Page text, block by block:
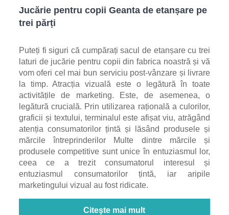
Jucărie pentru copii Geanta de etanșare pe
trei părți
Puteți fi siguri că cumpărați sacul de etanșare cu trei
laturi de jucărie pentru copii din fabrica noastră și vă
vom oferi cel mai bun serviciu post-vânzare și livrare
la timp. Atracția vizuală este o legătură în toate
activitățile de marketing. Este, de asemenea, o
legătură crucială. Prin utilizarea rațională a culorilor,
graficii și textului, terminalul este afișat viu, atrăgând
atenția consumatorilor țintă și lăsând produsele și
mărcile întreprinderilor Multe dintre mărcile și
produsele competitive sunt unice în entuziasmul lor,
ceea ce a trezit consumatorul interesul și
entuziasmul consumatorilor țintă, iar aripile
marketingului vizual au fost ridicate.
Citeşte mai mult